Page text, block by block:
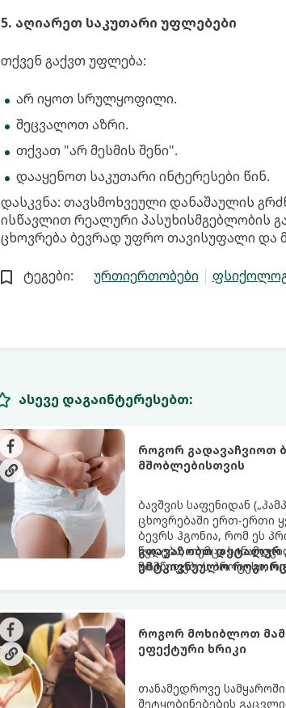
5. აღიარეთ საკუთარი უფლებები
თქვენ გაქვთ უფლება:
არ იყოთ სრულყოფილი.
შეცვალოთ აზრი.
თქვათ "არ მესმის შენი".
დააყენოთ საკუთარი ინტერესები წინ.
დასკვნა: თავსმოხვეული დანაშაულის
ისწავლით რეალური პასუხისმგებლობის
ცხოვრება ბევრად უფრო თავისუფალი და
ტეგები: ურთიერთობები
ასევე დაგაინტერესებთ:
როგორ გადავაჩვიოთ
მშობლებისთვის
ბავშვის საფენიდან
ცხოვრებაში ერთ-ერთი
ბევრს ჰგონია, რომ ეს
წყდება, თუმცა
მომწიფების პროცესი,
გთავაზობთ დეტალურ
უმტკივნეულო როგორც
როგორ მოხიბლოთ
ეფექტური ხრიკი
თანამედროვე
შეტყობინებების